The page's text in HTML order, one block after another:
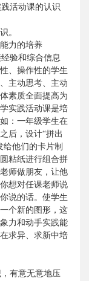
活动课的认识
。
力的培养
验和综合信息
、操作性的学生
主动思考、主动
素质全面提高为
实践活动课是培
：一年级学生在
后，设计“拼出
给他们的卡片制
粘纸进行组合拼
老师做朋友，让他
想对任课老师说
说的话。使学生
个新的图形，这
力和动手实践能
求异、求新中培
有意无意地压